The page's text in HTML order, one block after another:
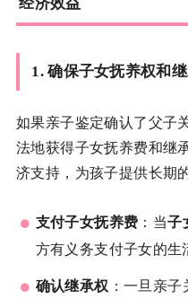
经济效益
1.确保子女抚养权和
如果亲子鉴定确认了父子
法地获得子女抚养费和继
济支持，为孩子提供长期
支付子女抚养费 ：当子
方有义务支付子女的生
确认继承权 ：一旦亲